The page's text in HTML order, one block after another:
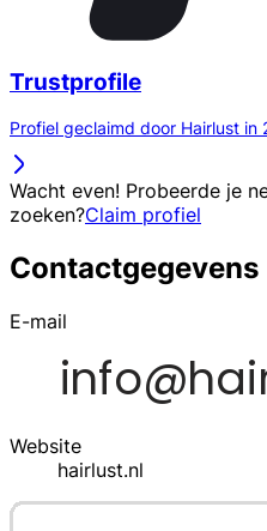
Trustprofile
Profiel geclaimd door Hairlust in
Wacht even! Probeerde je
zoeken?Claim profiel
Contactgegevens
E-mail
Website
hairlust.nl